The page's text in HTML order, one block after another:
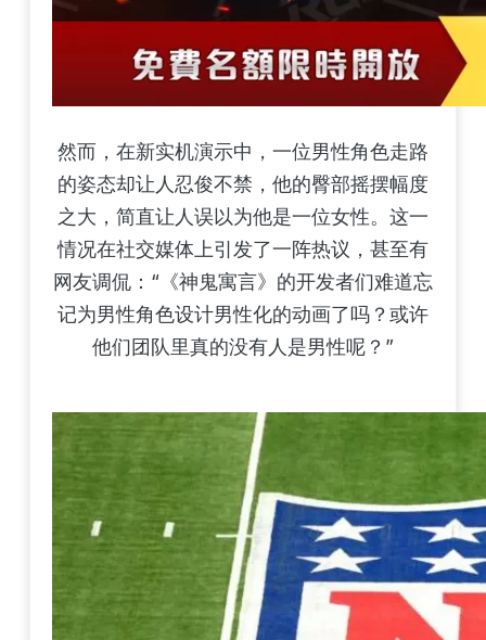
然而，在新实机演示中，一位男性角色走路
的姿态却让人忍俊不禁，他的臀部摇摆幅度
之大，简直让人误以为他是一位女性。这一
情况在社交媒体上引发了一阵热议，甚至有
网友调侃：“《神鬼寓言》的开发者们难道忘
记为男性角色设计男性化的动画了吗？或许
他们团队里真的没有人是男性呢？”